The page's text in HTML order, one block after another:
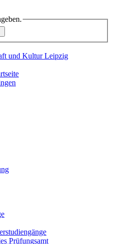
und Kultur Leipzig
Prüfungsamt